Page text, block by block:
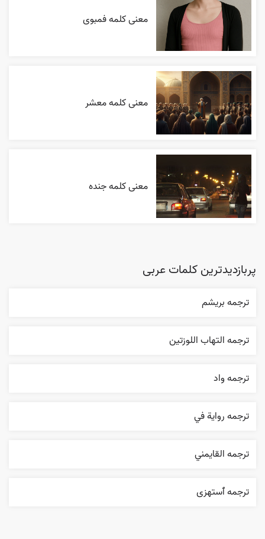
معنی کلمه فمبوی
معنی کلمه معشر
معنی کلمه جنده
پربازدیدترین کلمات عربی
ترجمه بریشم
ترجمه التهاب اللوزتين
ترجمه واد
ترجمه روایة في
ترجمه القایمني
ترجمه ٱستهزی